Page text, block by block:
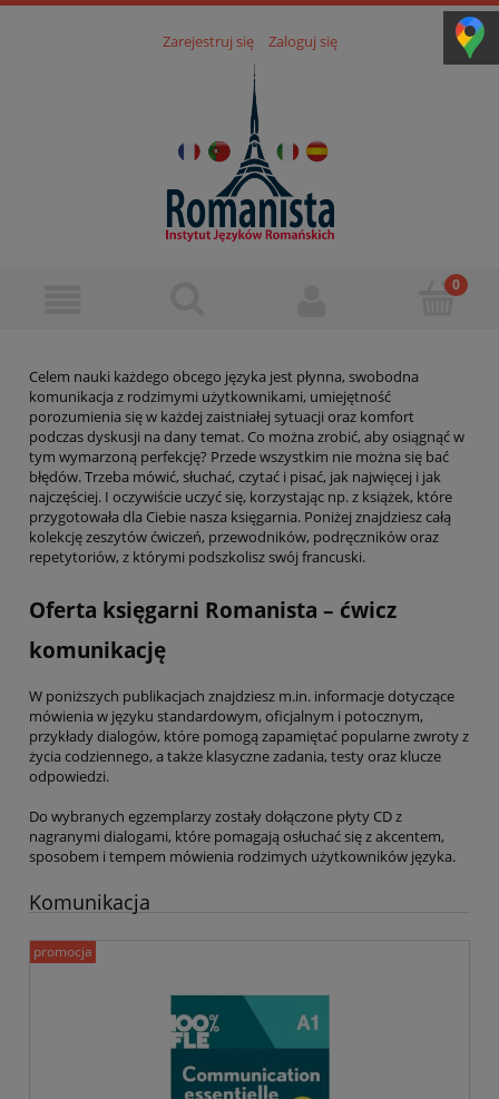
Zarejestruj się Zaloguj się
Celem nauki każdego obcego języka jest płynna, swobodna
komunikacja z rodzimymi użytkownikami, umiejętność
porozumienia się w każdej zaistniałej sytuacji oraz komfort
podczas dyskusji na dany temat. Co można zrobić, aby osiągnąć w
tym wymarzoną perfekcję? Przede wszystkim nie można się bać
błędów. Trzeba mówić, słuchać, czytać i pisać, jak najwięcej i jak
najczęściej. I oczywiście uczyć się, korzystając np. z książek, które
przygotowała dla Ciebie nasza księgarnia. Poniżej znajdziesz całą
kolekcję zeszytów ćwiczeń, przewodników, podręczników oraz
repetytoriów, z którymi podszkolisz swój francuski.
Oferta księgarni Romanista – ćwicz
komunikację
W poniższych publikacjach znajdziesz m.in. informacje dotyczące
mówienia w języku standardowym, oficjalnym i potocznym,
przykłady dialogów, które pomogą zapamiętać popularne zwroty z
życia codziennego, a także klasyczne zadania, testy oraz klucze
odpowiedzi.
Do wybranych egzemplarzy zostały dołączone płyty CD z
nagranymi dialogami, które pomagają osłuchać się z akcentem,
sposobem i tempem mówienia rodzimych użytkowników języka.
Komunikacja
promocja